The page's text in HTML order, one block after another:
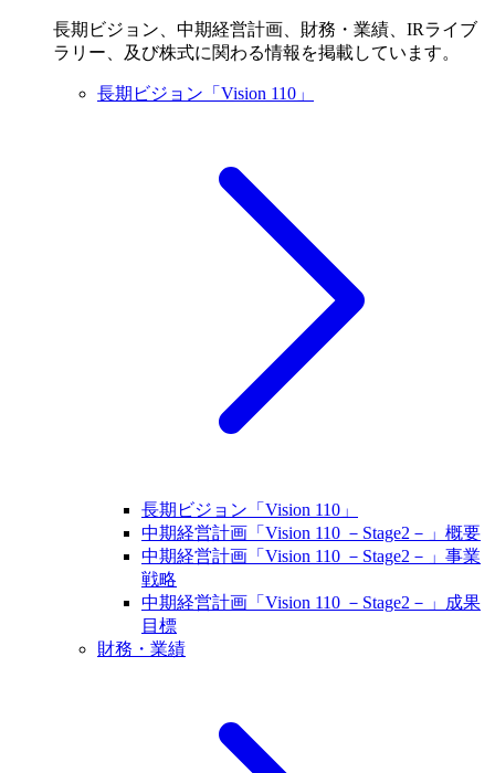
長期ビジョン、中期経営計画、財務・業績、IRライブ
ラリー、及び株式に関わる情報を掲載しています。
長期ビジョン「Vision 110」
長期ビジョン「Vision 110」
中期経営計画「Vision 110 －Stage2－」概要
中期経営計画「Vision 110 －Stage2－」事業
戦略
中期経営計画「Vision 110 －Stage2－」成果
目標
財務・業績